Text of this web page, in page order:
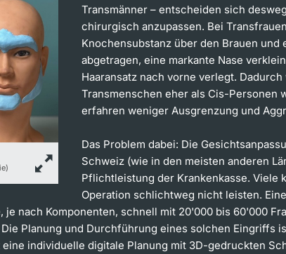
Transmänner – entscheiden sich
chirurgisch anzupassen. Bei
Knochensubstanz über den Brauen und
abgetragen, eine markante Nase
Haaransatz nach vorne verlegt. Dadurch
Transmenschen eher als Cis-Personen
erfahren weniger Ausgrenzung und
Das Problem dabei: Die
Schweiz (wie in den meisten anderen
Pflichtleistung der Krankenkasse. Viele
Operation schlichtweg nicht leisten.
je nach Komponenten, schnell mit 20'000 bis 60'000
Die Planung und Durchführung eines solchen Eingriffs
eine individuelle digitale Planung mit 3D-gedruckten